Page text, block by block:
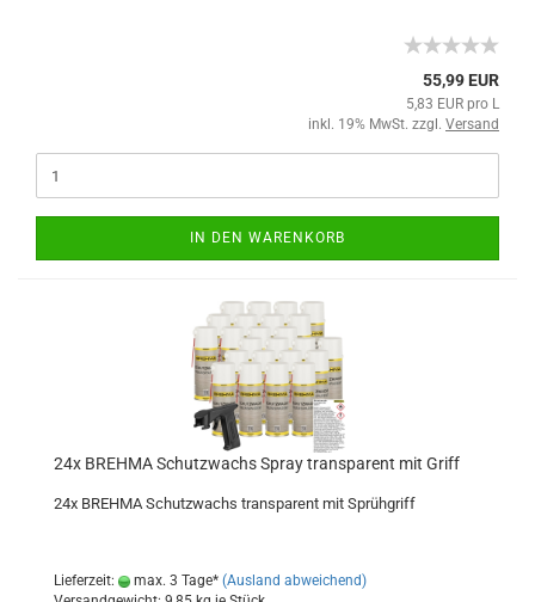
55,99 EUR
5,83 EUR pro L
inkl. 19% MwSt. zzgl. Versand
IN DEN WARENKORB
24x BREHMA Schutzwachs Spray transparent mit Griff
24x BREHMA Schutzwachs transparent mit Sprühgriff
Lieferzeit: max. 3 Tage* (Ausland abweichend)